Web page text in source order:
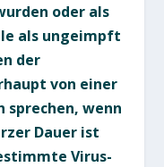
oder als
als ungeimpft
der
von einer
sprechen, wenn
Dauer ist
Virus-